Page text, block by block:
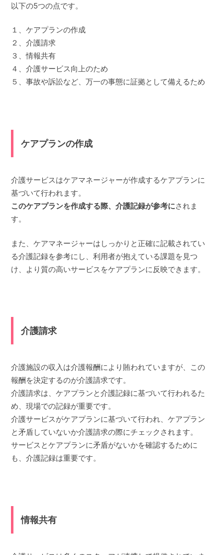
以下の5つの点です。
１、ケアプランの作成
２、介護請求
３、情報共有
４、介護サービス向上のため
５、事故や訴訟など、万一の事態に証拠として備えるため
ケアプランの作成
介護サービスはケアマネージャーが作成するケアプランに
基づいて行われます。
このケアプランを作成する際、介護記録が参考にされま
す。
また、ケアマネージャーはしっかりと正確に記載されてい
る介護記録を参考にし、利用者が抱えている課題を見つ
け、より質の高いサービスをケアプランに反映できます。
介護請求
介護施設の収入は介護報酬により賄われていますが、この
報酬を決定するのが介護請求です。
介護請求は、ケアプランと介護記録に基づいて行われるた
め、現場での記録が重要です。
介護サービスがケアプランに基づいて行われ、ケアプラン
と矛盾していないか介護請求の際にチェックされます。
サービスとケアプランに矛盾がないかを確認するために
も、介護記録は重要です。
情報共有